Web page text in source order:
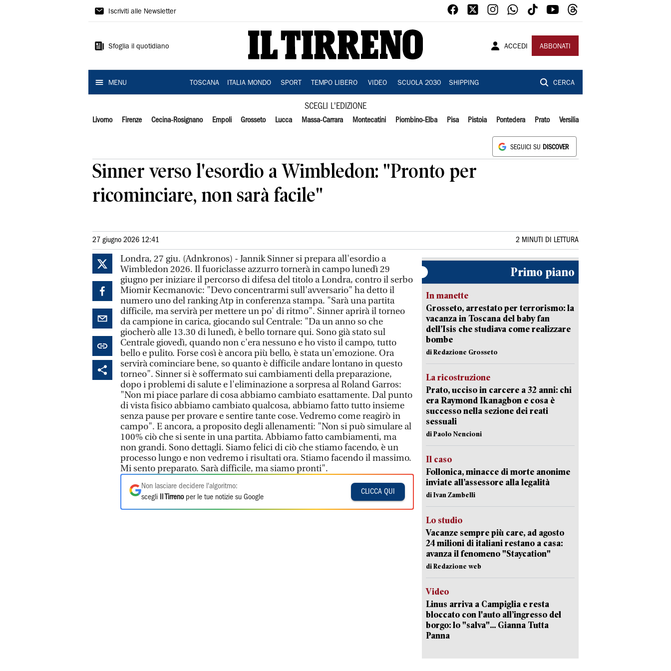
Il
Iscriviti alle Newsletter
Sfoglia il quotidiano ACCEDI ABBONATI
MENU TOSCANA ITALIA MONDO SPORT TEMPO LIBERO VIDEO SCUOLA 2030 SHIPPING CERCA
SCEGLI L'EDIZIONE
Livorno Firenze Cecina-Rosignano Empoli Grosseto Lucca Massa-Carrara Montecatini Piombino-Elba Pisa Pistoia Pontedera Prato Versilia
SEGUICI SU DISCOVER
Sinner verso l'esordio a Wimbledon: "Pronto per
ricominciare, non sarà facile"
27 giugno 2026 12:41 2 MINUTI DI LETTURA
Londra, 27 giu. (Adnkronos) - Jannik Sinner si prepara all'esordio a
Wimbledon 2026. Il fuoriclasse azzurro tornerà in campo lunedì 29
giugno per iniziare il percorso di difesa del titolo a Londra, contro il serbo
Miomir Kecmanovic: "Devo concentrarmi sull'avversario" ha detto il
numero uno del ranking Atp in conferenza stampa. "Sarà una partita
difficile, ma servirà per mettere un po' di ritmo". Sinner aprirà il torneo
da campione in carica, giocando sul Centrale: "Da un anno so che
giocherò alle 13.30 di lunedì, è bello tornare qui. Sono già stato sul
Centrale giovedì, quando non c'era nessuno e ho visto il campo, tutto
bello e pulito. Forse così è ancora più bello, è stata un'emozione. Ora
servirà cominciare bene, so quanto è difficile andare lontano in questo
torneo". Sinner si è soffermato sui cambiamenti della preparazione,
dopo i problemi di salute e l'eliminazione a sorpresa al Roland Garros:
"Non mi piace parlare di cosa abbiamo cambiato esattamente. Dal punto
di vista fisico abbiamo cambiato qualcosa, abbiamo fatto tutto insieme
senza pause per provare e sentire tante cose. Vedremo come reagirò in
campo". E ancora, a proposito degli allenamenti: "Non si può simulare al
100% ciò che si sente in una partita. Abbiamo fatto cambiamenti, ma
non grandi. Sono dettagli. Siamo felici di ciò che stiamo facendo, è un
processo lungo e non vedremo i risultati ora. Stiamo facendo il massimo.
Mi sento preparato. Sarà difficile, ma siamo pronti".
Non lasciare decidere l'algoritmo:
scegli
Il Tirrenoper le tue notizie su Google
CLICCA QUI
Primo piano
In manette
Grosseto, arrestato per terrorismo: la
vacanza in Toscana del baby fan
dell’Isis che studiava come realizzare
bombe
di Redazione Grosseto
La ricostruzione
Prato, ucciso in carcere a 32 anni: chi
era Raymond Ikanagbon e cosa è
successo nella sezione dei reati
sessuali
di Paolo Nencioni
Il caso
Follonica, minacce di morte anonime
inviate all’assessore alla legalità
di Ivan Zambelli
Lo studio
Vacanze sempre più care, ad agosto
24 milioni di italiani restano a casa:
avanza il fenomeno "Staycation"
di Redazione web
Video
Linus arriva a Campiglia e resta
bloccato con l'auto all’ingresso del
borgo: lo "salva"... Gianna Tutta
Panna